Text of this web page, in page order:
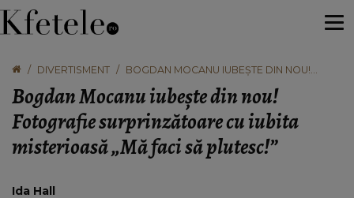
DIVERTISMENT
BOGDAN MOCANU IUBEȘTE DIN NOU!
MISTERIOASĂ „MĂ FACI SĂ PLUTESC!”
Bogdan Mocanu iubește din nou!
Fotografie surprinzătoare cu iubita
misterioasă „Mă faci să plutesc!”
Ida Hall